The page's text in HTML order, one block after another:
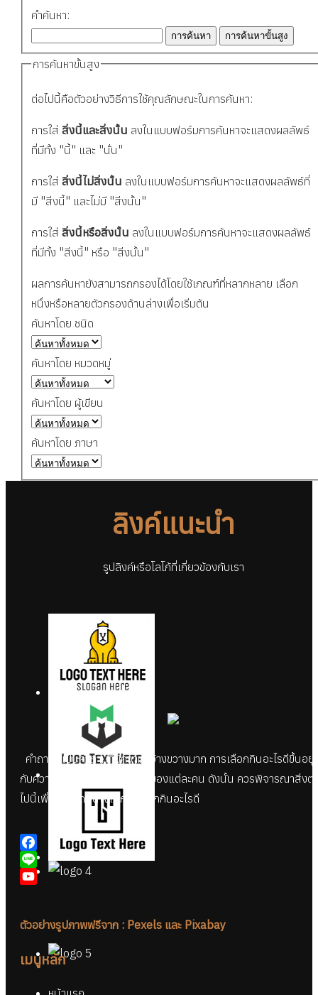
คำค้นหา:
การค้นหา การค้นหาขั้นสูง
การค้นหาขั้นสูง
ต่อไปนี้คือตัวอย่างวิธีการใช้คุณลักษณะในการค้นหา:
การใส่ สิ่งนี้และสิ่งนั้น ลงในแบบฟอร์มการค้นหาจะแสดงผลลัพธ์
ที่มีทั้ง "นี้" และ "นั่น"
การใส่ สิ่งนี้ไม่สิ่งนั้น ลงในแบบฟอร์มการค้นหาจะแสดงผลลัพธ์ที่
มี "สิ่งนี้" และไม่มี "สิ่งนั้น"
การใส่ สิ่งนี้หรือสิ่งนั้น ลงในแบบฟอร์มการค้นหาจะแสดงผลลัพธ์
ที่มีทั้ง "สิ่งนี้" หรือ "สิ่งนั้น"
ผลการค้นหายังสามารถกรองได้โดยใช้เกณฑ์ที่หลากหลาย เลือก
หนึ่งหรือหลายตัวกรองด้านล่างเพื่อเริ่มต้น
ค้นหาโดย ชนิด
ค้นหาโดย หมวดหมู่
ค้นหาโดย ผู้เขียน
ค้นหาโดย ภาษา
ลิงค์แนะนำ
รูปลิงค์หรือโลโก้ที่เกี่ยวข้องกับเรา
คำถามนี้เป็นคำถามที่มีความกว้างขวางมาก การเลือกกินอะไรดีขึ้นอยู่
กับความชอบและความต้องการของแต่ละคน ดังนั้น ควรพิจารณาสิ่งต่
ไปนี้เพื่อช่วยตัดสินใจในการเลือกกินอะไรดี
Facebook
Line
ตัวอย่างรูปภาพฟรีจาก : Pexels และ Pixabay
เมนูหลัก